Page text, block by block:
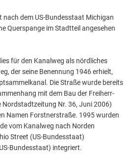
nach dem US-Bundesstaat Michigan
Querspange im Stadtteil angesehen
für den Kanalweg als nördliches
der seine Benennung 1946 erhielt,
Die Straße wurde bereits
mit dem Bau der Freiherr-
Nordstadtzeitung Nr. 36, Juni 2006)
Namen Forstnerstraße. 1995 wurden
vom Kanalweg nach Norden
Street (US-Bundesstaat)
Bundesstaat) integriert.